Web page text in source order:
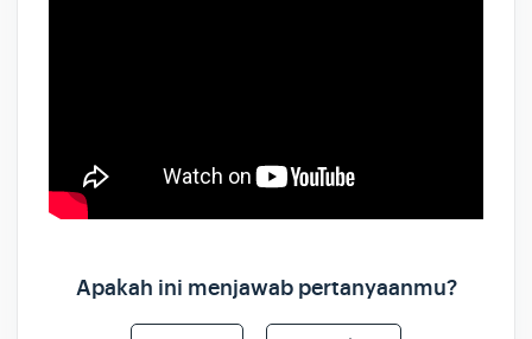
Apakah ini menjawab pertanyaanmu?